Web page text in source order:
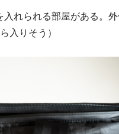
れられる部屋がある。
入りそう）